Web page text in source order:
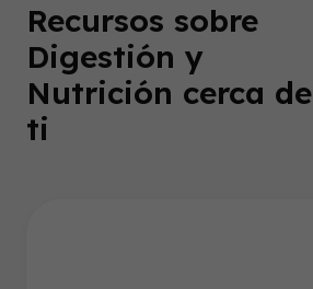
Recursos sobre
Digestión y
Nutrición cerca de
ti